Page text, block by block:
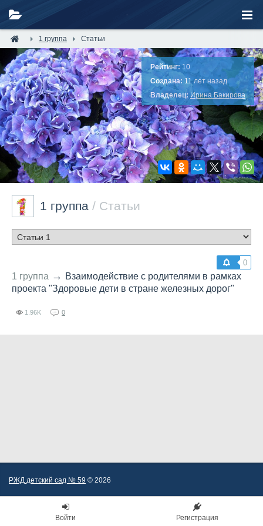
1 группа Статьи
Рейтинг: 10
Создана: 11 лет назад
Владелец: Ирина Бакирова
1 группа / Статьи
0
1 группа → Взаимодействие с родителями в рамках
проекта "Здоровые дети в стране железных дорог"
1.96K 0
РЖД детский сад № 59 © 2026
Войти Регистрация